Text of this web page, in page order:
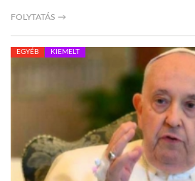
FOLYTATÁS →
EGYÉB KIEMELT